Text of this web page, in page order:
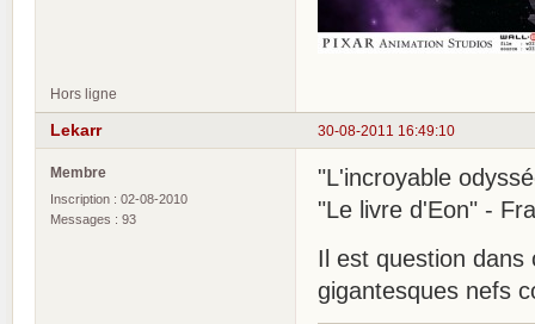
Hors ligne
30-08-2011 16:49:10
Lekarr
Membre
Inscription : 02-08-2010
Messages : 93
"L'incroyable
"Le livre d'Eon" -
Il est question dans
gigantesques nefs